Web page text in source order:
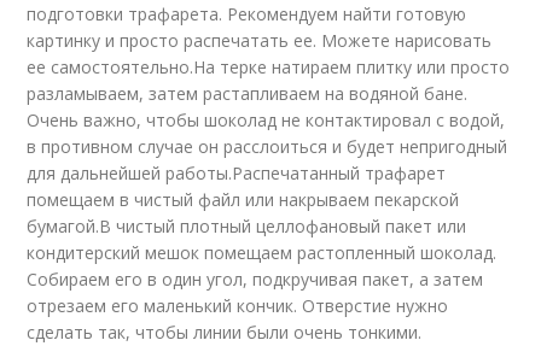
подготовки трафарета. Рекомендуем найти готовую
картинку и просто распечатать ее. Можете нарисовать
ее самостоятельно.На терке натираем плитку или просто
разламываем, затем растапливаем на водяной бане.
Очень важно, чтобы шоколад не контактировал с водой,
в противном случае он расслоиться и будет непригодный
для дальнейшей работы.Распечатанный трафарет
помещаем в чистый файл или накрываем пекарской
бумагой.В чистый плотный целлофановый пакет или
кондитерский мешок помещаем растопленный шоколад.
Собираем его в один угол, подкручивая пакет, а затем
отрезаем его маленький кончик. Отверстие нужно
сделать так, чтобы линии были очень тонкими.